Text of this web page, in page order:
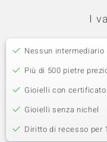
I
Nessun intermediario
Più di 500 pietre
Gioielli con
Gioielli senza nichel
Diritto di recesso per